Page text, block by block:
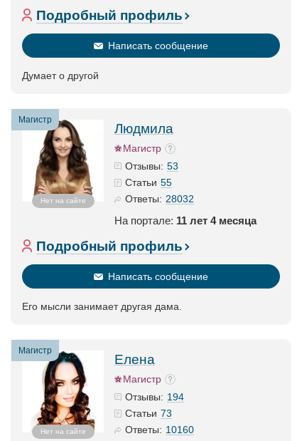
Подробный профиль
Написать сообщение
Думает о другой
Магистр
Нет на сайте
Людмила
Магистр
Отзывы: 53
Статьи 55
Ответы: 28032
На портале: 11 лет 4 месяца
Подробный профиль
Написать сообщение
Его мысли занимает другая дама.
Магистр
Нет на сайте
Елена
Магистр
Отзывы: 194
Статьи 73
Ответы: 10160